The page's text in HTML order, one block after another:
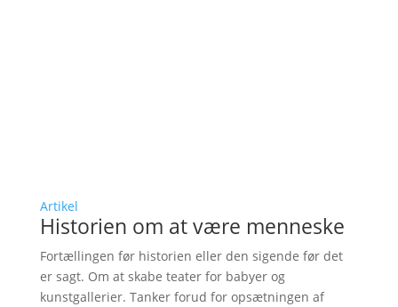
Artikel
Historien om at være menneske
Fortællingen før historien eller den sigende før det
er sagt. Om at skabe teater for babyer og
kunstgallerier. Tanker forud for opsætningen af